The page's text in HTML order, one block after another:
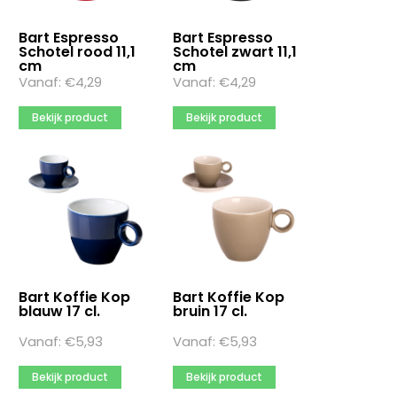
Bart Espresso
Schotel rood 11,1
cm
Vanaf: €4,29
Bekijk product
Bart Espresso
Schotel zwart 11,1
cm
Vanaf:€4,29
Bekijk product
Bart Koffie Kop
blauw 17 cl.
Vanaf: €5,93
Bekijk product
Bart Koffie Kop
bruin 17 cl.
Vanaf:€5,93
Bekijk product